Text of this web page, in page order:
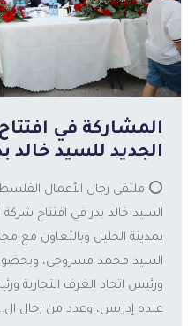
المشاركة في
الجديد للسيد خالد
⭕️ ملتقى رجال الأعمال
بمدينة الخليل وبالتعاون مع
السيد محمد مسروجي، وبحضور
ورئيس اتحاد الغرف التجارية
عبده إدريس، وعدد من رجال